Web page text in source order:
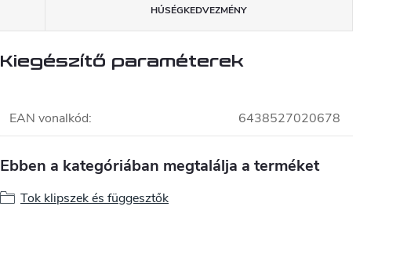
HŰSÉGKEDVEZMÉNY
Kiegészítő paraméterek
EAN vonalkód: 6438527020678
Ebben a kategóriában megtalálja a terméket
Tok klipszek és függesztők